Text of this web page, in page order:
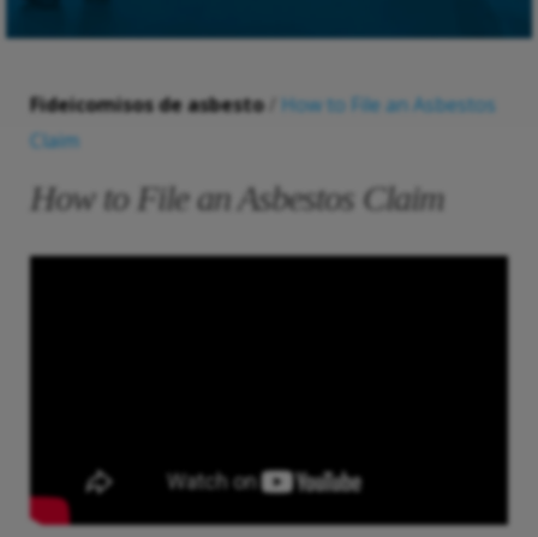
Fideicomisos de asbesto/ How to File an Asbestos
Claim
How to File an Asbestos Claim